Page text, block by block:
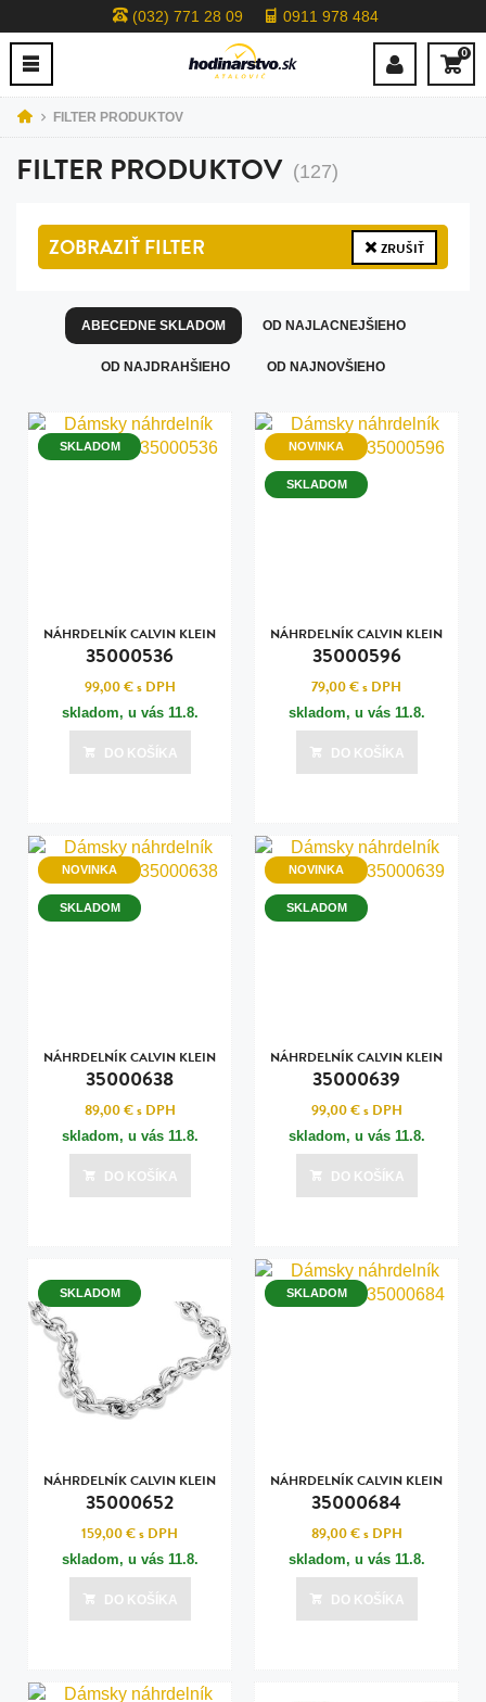
(032) 771 28 09 0911 978 484
0
FILTER PRODUKTOV
FILTER PRODUKTOV (127)
ZOBRAZIŤFILTER ZRUŠIŤ
ABECEDNE SKLADOM OD NAJLACNEJŠIEHO
OD NAJDRAHŠIEHO OD NAJNOVŠIEHO
SKLADOM
NÁHRDELNÍK CALVIN KLEIN
35000536
99,00 €s DPH
skladom, u vás 11.8.
DO KOŠÍKA
NOVINKA
SKLADOM
NÁHRDELNÍK CALVIN KLEIN
35000596
79,00 €s DPH
skladom, u vás 11.8.
DO KOŠÍKA
NOVINKA
SKLADOM
NÁHRDELNÍK CALVIN KLEIN
35000638
89,00 €s DPH
skladom, u vás 11.8.
DO KOŠÍKA
NOVINKA
SKLADOM
NÁHRDELNÍK CALVIN KLEIN
35000639
99,00 €s DPH
skladom, u vás 11.8.
DO KOŠÍKA
SKLADOM
NÁHRDELNÍK CALVIN KLEIN
35000652
159,00 €s DPH
skladom, u vás 11.8.
DO KOŠÍKA
SKLADOM
NÁHRDELNÍK CALVIN KLEIN
35000684
89,00 €s DPH
skladom, u vás 11.8.
DO KOŠÍKA